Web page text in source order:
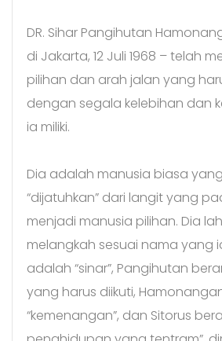
DR. Sihar Pangihutan
di Jakarta, 12 Juli 1968 – telah
pilihan dan arah jalan yang
dengan segala kelebihan dan
ia miliki.
Dia adalah manusia biasa
“dijatuhkan” dari langit yang
menjadi manusia pilihan. Dia
melangkah sesuai nama yang
adalah “sinar”, Pangihutan
yang harus diikuti,
“kemenangan”, dan Sitorus